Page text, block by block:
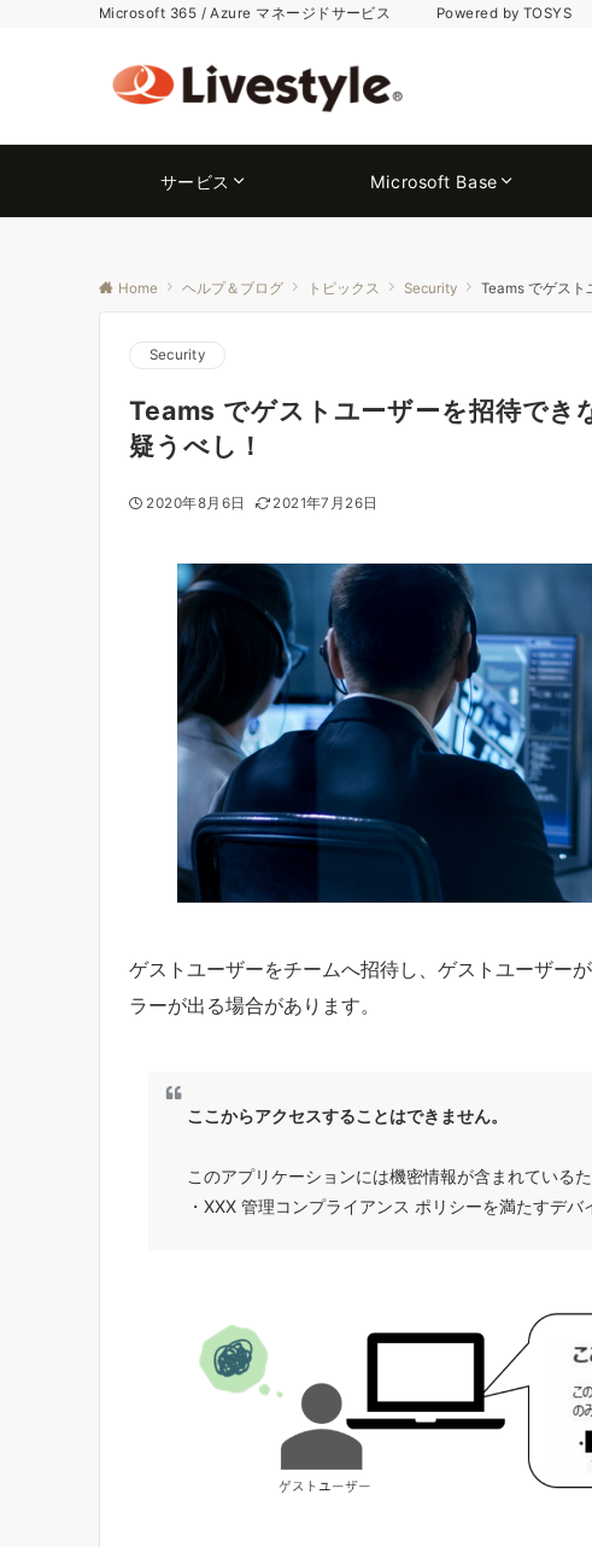
Microsoft 365 / Azure マネージドサービス Powered by TOSYS
サービス Microsoft Base
Home ヘルプ＆ブログ トピックス Security Teams でゲスト
Security
Teams でゲストユーザーを招待でき
疑うべし！
2020年8月6日 2021年7月26日
ゲストユーザーをチームへ招待し、ゲストユーザー
ラーが出る場合があります。
ここからアクセスすることはできません。
このアプリケーションには機密情報が含まれている
・XXX 管理コンプライアンス ポリシーを満たすデバ